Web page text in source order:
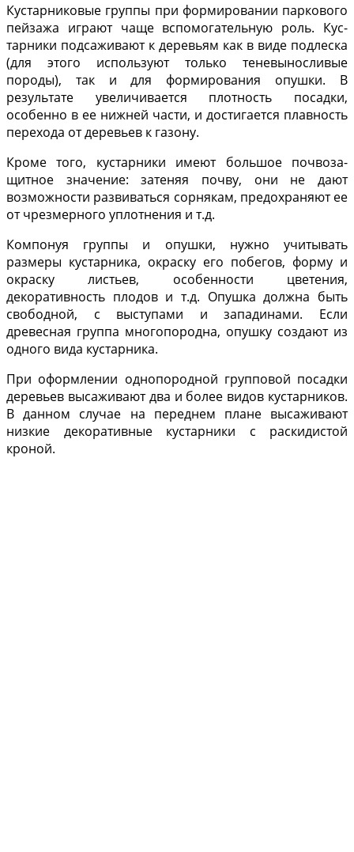
Кустарниковые группы при фор­мировании паркового
пейзажа игра­ют чаще вспомогательную роль. Кус­
тарники подсаживают к деревьям как в виде подлеска
(для этого использу­ют только теневыносливые
породы), так и для формирования опушки. В
результате увеличивается плотность посадки,
особенно в ее нижней час­ти, и достигается плавность
перехо­да от деревьев к газону.
Кроме того, кустарники имеют большое почвоза­
щитное значение: затеняя почву, они не дают
возможности развиваться сорнякам, предохраняют ее
от чрез­мерного уплотнения и т.д.
Компонуя группы и опушки, нуж­но учитывать
размеры кустарника, окраску его побегов, форму и
окрас­ку листьев, особенности цветения,
декоративность плодов и т.д. Опуш­ка должна быть
свободной, с высту­пами и западинами. Если
древесная группа многопородна, опушку со­здают из
одного вида кустарника.
При оформлении однопородной групповой посадки
деревьев высаживают два и более видов кустарников.
В данном случае на переднем плане высажи­вают
низкие декоративные кустар­ники с раскидистой
кроной.